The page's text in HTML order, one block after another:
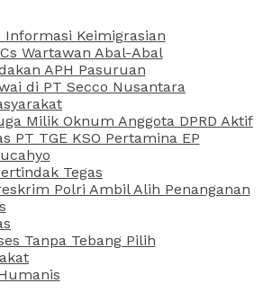
Informasi Keimigrasian
Wartawan Abal-Abal
APH Pasuruan
di PT Secco Nusantara
Milik Oknum Anggota DPRD Aktif
PT TGE KSO Pertamina EP
Tegas
Polri Ambil Alih Penanganan
Tanpa Tebang Pilih